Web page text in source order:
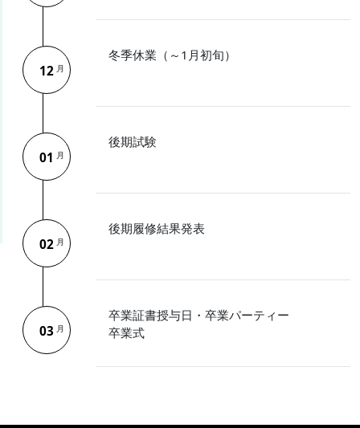
12 月
冬季休業（～1月初旬）
01 月
後期試験
02 月
後期履修結果発表
03 月
卒業証書授与日・卒業パーティー
卒業式